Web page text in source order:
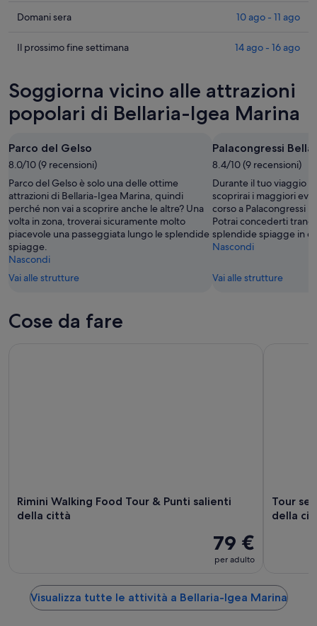
prezzi
Bellaria-
per
stasera,
9
-
10
ago
Cerca
prezzi
Igea
Marina
per
notte,
10
ago
-
11
ago
Domani sera 10 ago - 11 ago
Cerca
a
Bellaria-
Igea
per
il
prossimo
weekend,
14
ago
-
16
Il prossimo fine settimana 14 ago - 16 ago
Soggiorna vicino alle attrazioni
popolari di Bellaria-Igea Marina
Parco del Gelso
8.0/10 (9 recensioni)
Parco del Gelso è solo una delle ottime
attrazioni di Bellaria-Igea Marina, quindi
perché non vai a scoprire anche le altre? Una
volta in zona, troverai sicuramente molto
piacevole una passeggiata lungo le splendide
spiagge.
Nascondi
Vai alle strutture
Palacongressi
8.4/10 (9 recensioni)
Durante il tuo viaggio
scoprirai i maggiori
corso a Palacongressi
Potrai concederti
splendide spiagge in
Nascondi
Vai alle strutture
Cose da fare
Rimini Walking Food Tour & Punti salienti
della città
79 €
per adulto
Tour
della
Visualizza tutte le attività a Bellaria-Igea Marina